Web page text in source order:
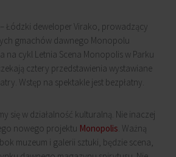
– Łódzki deweloper Virako, prowadzący
gmachów dawnego Monopolu
na cykl Letnia Scena Monopolis w Parku
cztery przedstawienia wystawiane
Wstęp na spektakle jest bezpłatny.
się w działalność kulturalną. Nie inaczej
nowego projektu Monopolis . Ważną
muzeum i galerii sztuki, będzie scena,